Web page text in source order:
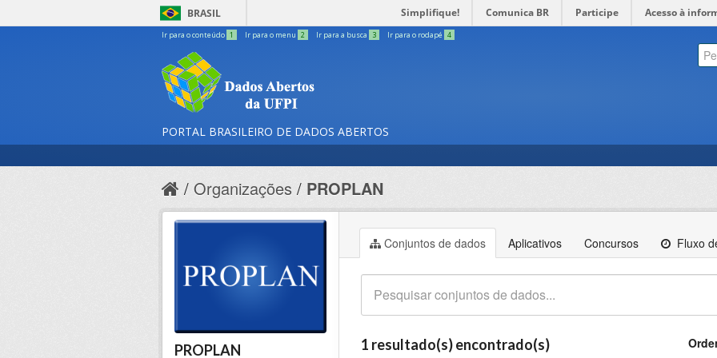
BRASIL Simplifique! Comunica BR Participe Acesso à
Ir para o conteúdo 1 Ir para o menu 2 Ir para a busca 3 Ir para o rodapé 4
PORTAL BRASILEIRO DE DADOS ABERTOS
Organizações PROPLAN
Conjuntos de dados Aplicativos Concursos Fluxo
1 resultado(s) encontrado(s)
PROPLAN